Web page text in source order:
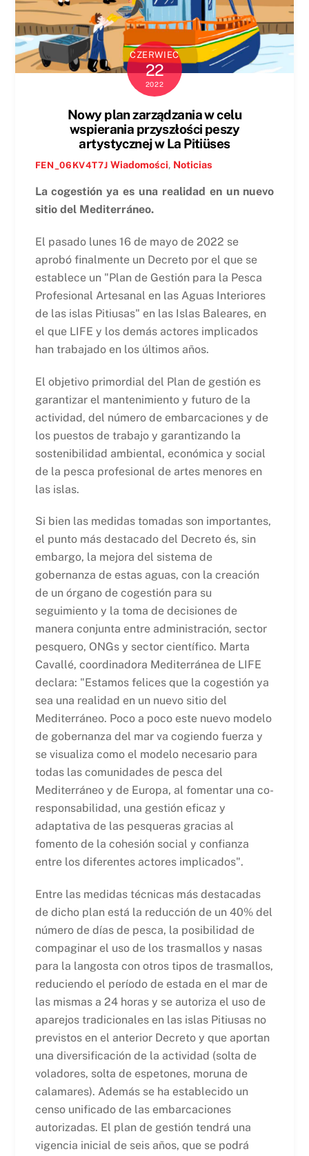
CZERWIEC
22
2022
Nowy plan zarządzania w celu
wspierania przyszłości peszy
artystycznej w La Pitiüses
FEN_06KV4T7J Wiadomości, Noticias
La cogestión ya es una realidad en un nuevo
sitio del Mediterráneo.
El pasado lunes 16 de mayo de 2022 se
aprobó finalmente un Decreto por el que se
establece un "Plan de Gestión para la Pesca
Profesional Artesanal en las Aguas Interiores
de las islas Pitiusas" en las Islas Baleares, en
el que LIFE y los demás actores implicados
han trabajado en los últimos años.
El objetivo primordial del Plan de gestión es
garantizar el mantenimiento y futuro de la
actividad, del número de embarcaciones y de
los puestos de trabajo y garantizando la
sostenibilidad ambiental, económica y social
de la pesca profesional de artes menores en
las islas.
Si bien las medidas tomadas son importantes,
el punto más destacado del Decreto és, sin
embargo, la mejora del sistema de
gobernanza de estas aguas, con la creación
de un órgano de cogestión para su
seguimiento y la toma de decisiones de
manera conjunta entre administración, sector
pesquero, ONGs y sector científico. Marta
Cavallé, coordinadora Mediterránea de LIFE
declara: "Estamos felices que la cogestión ya
sea una realidad en un nuevo sitio del
Mediterráneo. Poco a poco este nuevo modelo
de gobernanza del mar va cogiendo fuerza y
se visualiza como el modelo necesario para
todas las comunidades de pesca del
Mediterráneo y de Europa, al fomentar una co-
responsabilidad, una gestión eficaz y
adaptativa de las pesqueras gracias al
fomento de la cohesión social y confianza
entre los diferentes actores implicados".
Entre las medidas técnicas más destacadas
de dicho plan está la reducción de un 40% del
número de días de pesca, la posibilidad de
compaginar el uso de los trasmallos y nasas
para la langosta con otros tipos de trasmallos,
reduciendo el período de estada en el mar de
las mismas a 24 horas y se autoriza el uso de
aparejos tradicionales en las islas Pitiusas no
previstos en el anterior Decreto y que aportan
una diversificación de la actividad (solta de
voladores, solta de espetones, moruna de
calamares). Además se ha establecido un
censo unificado de las embarcaciones
autorizadas. El plan de gestión tendrá una
vigencia inicial de seis años, que se podrá